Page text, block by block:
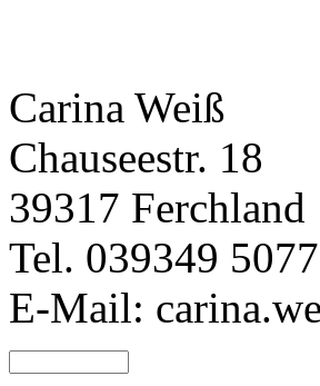
Carina Weiß
Chauseestr. 18
39317 Ferchland
Tel. 039349
E-Mail: